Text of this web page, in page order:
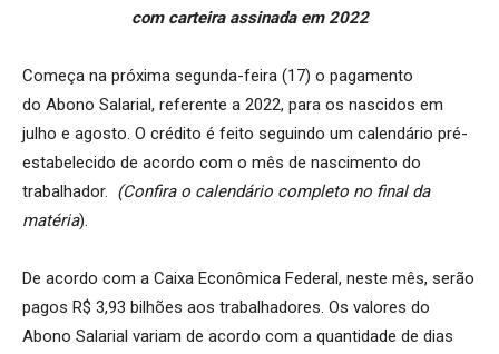
com carteira assinada em 2022
Começa na próxima segunda-feira (17) o pagamento
do Abono Salarial, referente a 2022, para os nascidos em
julho e agosto. O crédito é feito seguindo um calendário pré-
estabelecido de acordo com o mês de nascimento do
trabalhador. (Confira o calendário completo no final da
matéria).
De acordo com a Caixa Econômica Federal, neste mês, serão
pagos R$ 3,93 bilhões aos trabalhadores. Os valores do
Abono Salarial variam de acordo com a quantidade de dias